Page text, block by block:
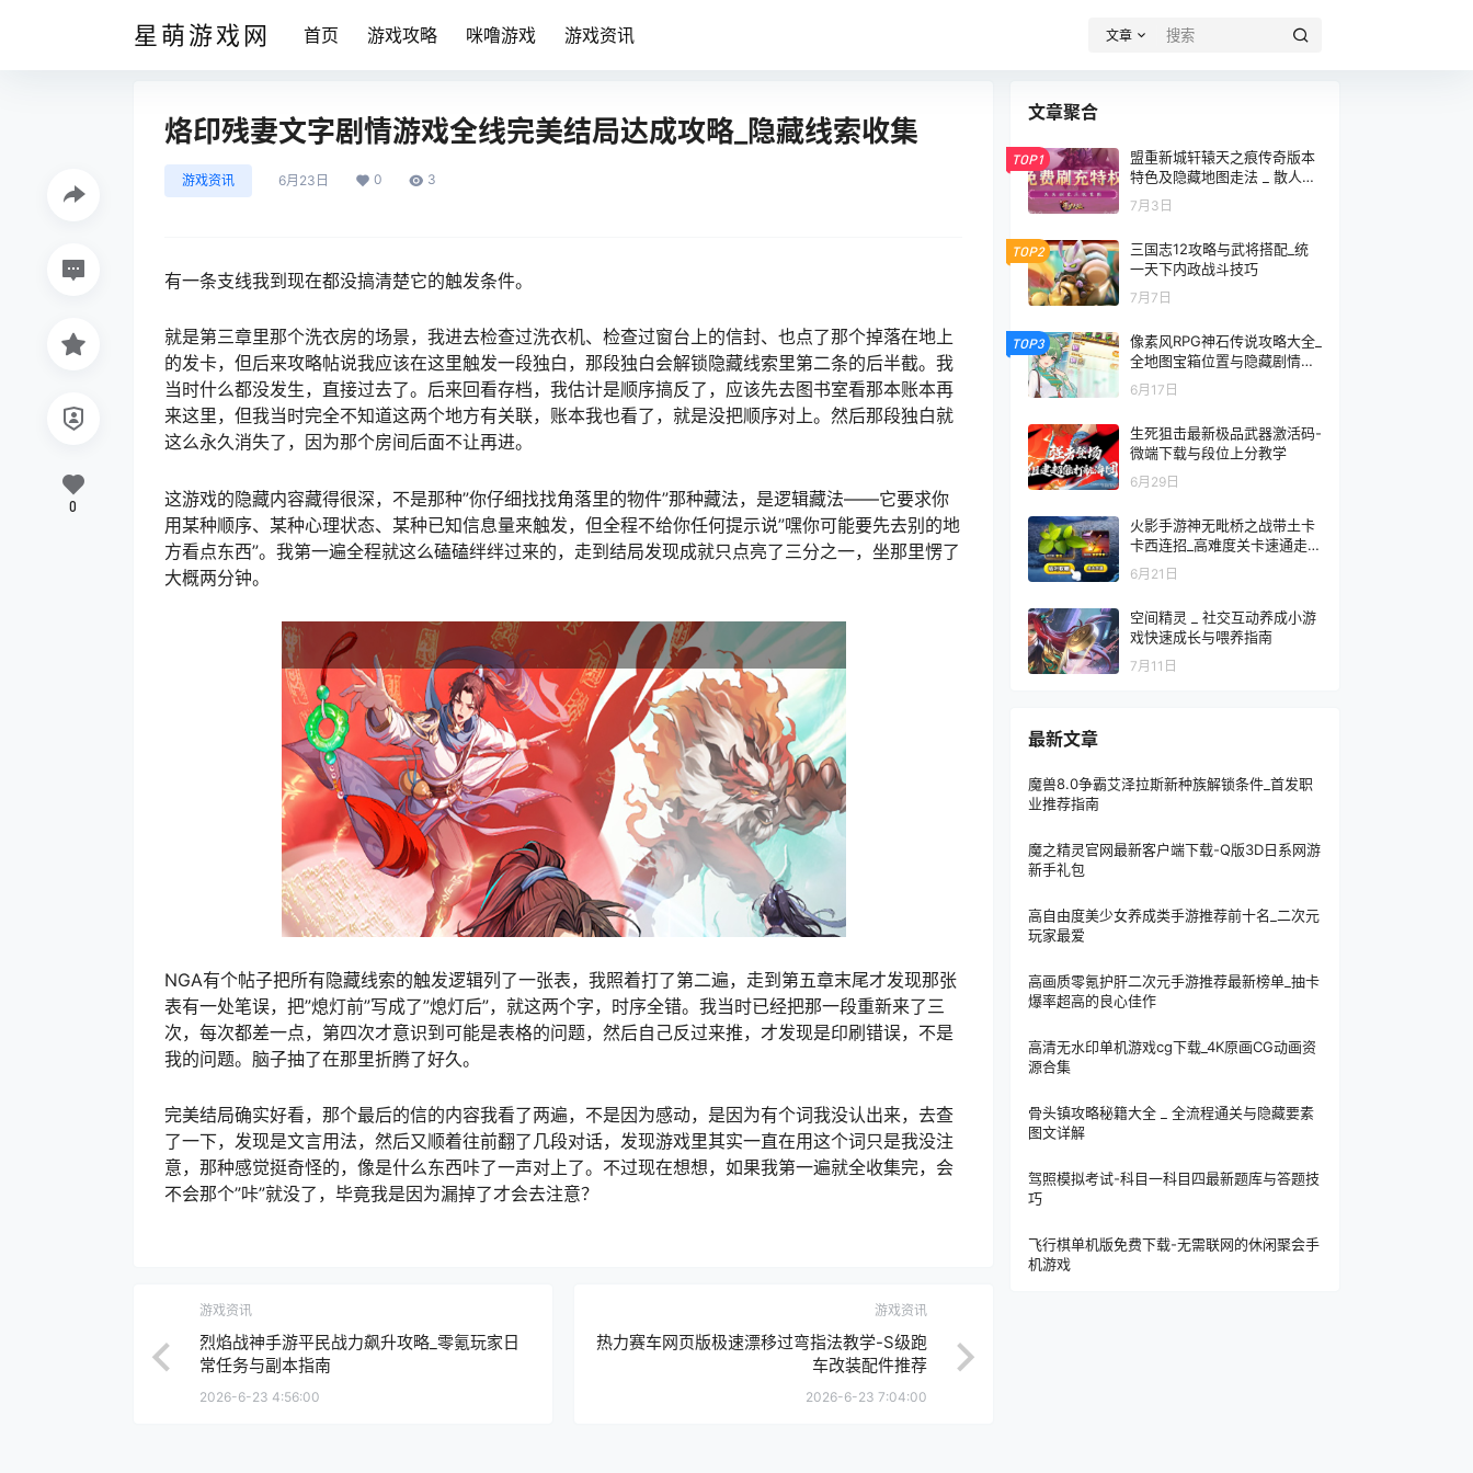
星萌游戏网 首页 游戏攻略 咪噜游戏 游戏资讯 文章
烙印残妻文字剧情游戏全线完美结局达成攻略_隐藏线索收集
游戏资讯 6月23日 0 3
有一条支线我到现在都没搞清楚它的触发条件。
就是第三章里那个洗衣房的场景，我进去检查过洗衣机、检查过窗台上的信封、也点了那个掉落在地上
的发卡，但后来攻略帖说我应该在这里触发一段独白，那段独白会解锁隐藏线索里第二条的后半截。我
当时什么都没发生，直接过去了。后来回看存档，我估计是顺序搞反了，应该先去图书室看那本账本再
来这里，但我当时完全不知道这两个地方有关联，账本我也看了，就是没把顺序对上。然后那段独白就
这么永久消失了，因为那个房间后面不让再进。
这游戏的隐藏内容藏得很深，不是那种”你仔细找找角落里的物件”那种藏法，是逻辑藏法——它要求你
用某种顺序、某种心理状态、某种已知信息量来触发，但全程不给你任何提示说”嘿你可能要先去别的地
方看点东西”。我第一遍全程就这么磕磕绊绊过来的，走到结局发现成就只点亮了三分之一，坐那里愣了
大概两分钟。
NGA有个帖子把所有隐藏线索的触发逻辑列了一张表，我照着打了第二遍，走到第五章末尾才发现那张
表有一处笔误，把”熄灯前”写成了”熄灯后”，就这两个字，时序全错。我当时已经把那一段重新来了三
次，每次都差一点，第四次才意识到可能是表格的问题，然后自己反过来推，才发现是印刷错误，不是
我的问题。脑子抽了在那里折腾了好久。
完美结局确实好看，那个最后的信的内容我看了两遍，不是因为感动，是因为有个词我没认出来，去查
了一下，发现是文言用法，然后又顺着往前翻了几段对话，发现游戏里其实一直在用这个词只是我没注
意，那种感觉挺奇怪的，像是什么东西咔了一声对上了。不过现在想想，如果我第一遍就全收集完，会
不会那个”咔”就没了，毕竟我是因为漏掉了才会去注意？
0
游戏资讯
烈焰战神手游平民战力飙升攻略_零氪玩家日
常任务与副本指南
2026-6-23 4:56:00
游戏资讯
热力赛车网页版极速漂移过弯指法教学-S级跑
车改装配件推荐
2026-6-23 7:04:00
文章聚合
TOP1
盟重新城轩辕天之痕传奇版本
特色及隐藏地图走法 _ 散人打
金
7月3日
TOP2
三国志12攻略与武将搭配_统
一天下内政战斗技巧
7月7日
TOP3
像素风RPG神石传说攻略大全_
全地图宝箱位置与隐藏剧情触
发
6月17日
生死狙击最新极品武器激活码-
微端下载与段位上分教学
6月29日
火影手游神无毗桥之战带土卡
卡西连招_高难度关卡速通走位
秘籍
6月21日
空间精灵 _ 社交互动养成小游
戏快速成长与喂养指南
7月11日
最新文章
魔兽8.0争霸艾泽拉斯新种族解锁条件_首发职
业推荐指南
魔之精灵官网最新客户端下载-Q版3D日系网游
新手礼包
高自由度美少女养成类手游推荐前十名_二次元
玩家最爱
高画质零氪护肝二次元手游推荐最新榜单_抽卡
爆率超高的良心佳作
高清无水印单机游戏cg下载_4K原画CG动画资
源合集
骨头镇攻略秘籍大全 _ 全流程通关与隐藏要素
图文详解
驾照模拟考试-科目一科目四最新题库与答题技
巧
飞行棋单机版免费下载-无需联网的休闲聚会手
机游戏